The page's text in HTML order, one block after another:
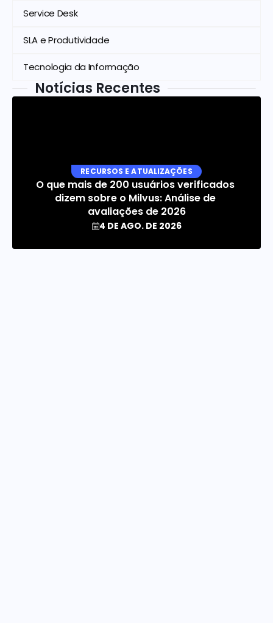
Service Desk
SLA e Produtividade
Tecnologia da Informação
Notícias Recentes
RECURSOS E ATUALIZAÇÕES
O que mais de 200 usuários verificados
dizem sobre o Milvus: Análise de
avaliações de 2026
4 DE AGO. DE 2026